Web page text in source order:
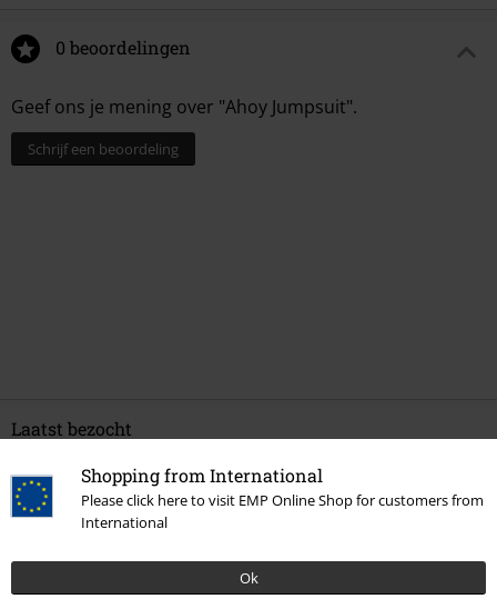
Shopping from International
Please click here to visit EMP Online Shop for customers from
International
Ok
0 beoordelingen
Geef ons je mening over "Ahoy Jumpsuit".
Schrijf een beoordeling
Laatst bezocht